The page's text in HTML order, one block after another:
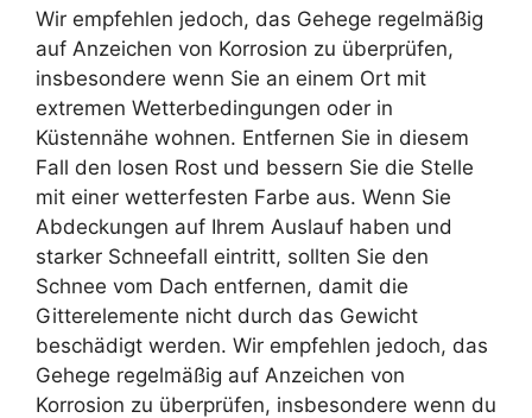
Wir empfehlen jedoch, das Gehege regelmäßig
auf Anzeichen von Korrosion zu überprüfen,
insbesondere wenn Sie an einem Ort mit
extremen Wetterbedingungen oder in
Küstennähe wohnen. Entfernen Sie in diesem
Fall den losen Rost und bessern Sie die Stelle
mit einer wetterfesten Farbe aus. Wenn Sie
Abdeckungen auf Ihrem Auslauf haben und
starker Schneefall eintritt, sollten Sie den
Schnee vom Dach entfernen, damit die
Gitterelemente nicht durch das Gewicht
beschädigt werden. Wir empfehlen jedoch, das
Gehege regelmäßig auf Anzeichen von
Korrosion zu überprüfen, insbesondere wenn du